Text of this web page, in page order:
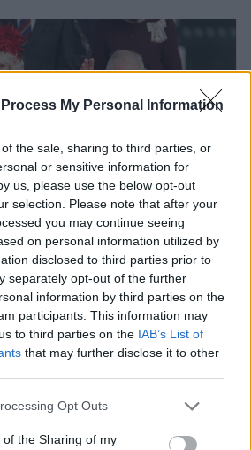
Process My Personal Information
the sale, sharing to third parties, or
or sensitive information for
us, please use the below opt-out
selection. Please note that after your
you may continue seeing
on personal information utilized by
disclosed to third parties prior to
separately opt-out of the further
information by third parties on the
participants. This information may
to third parties on the IAB’s List of
that may further disclose it to other
app uses one or more Google
or usage behaviour. You may click to
Opt Outs
the Sharing of my
a királyi család
súlyosan
Kamilla – akinek
házasságából –, teljesen